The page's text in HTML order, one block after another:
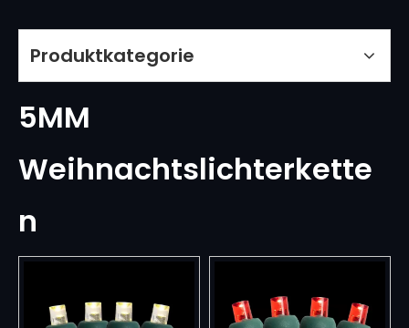
Produktkategorie
5MM
Weihnachtslichterkette
n